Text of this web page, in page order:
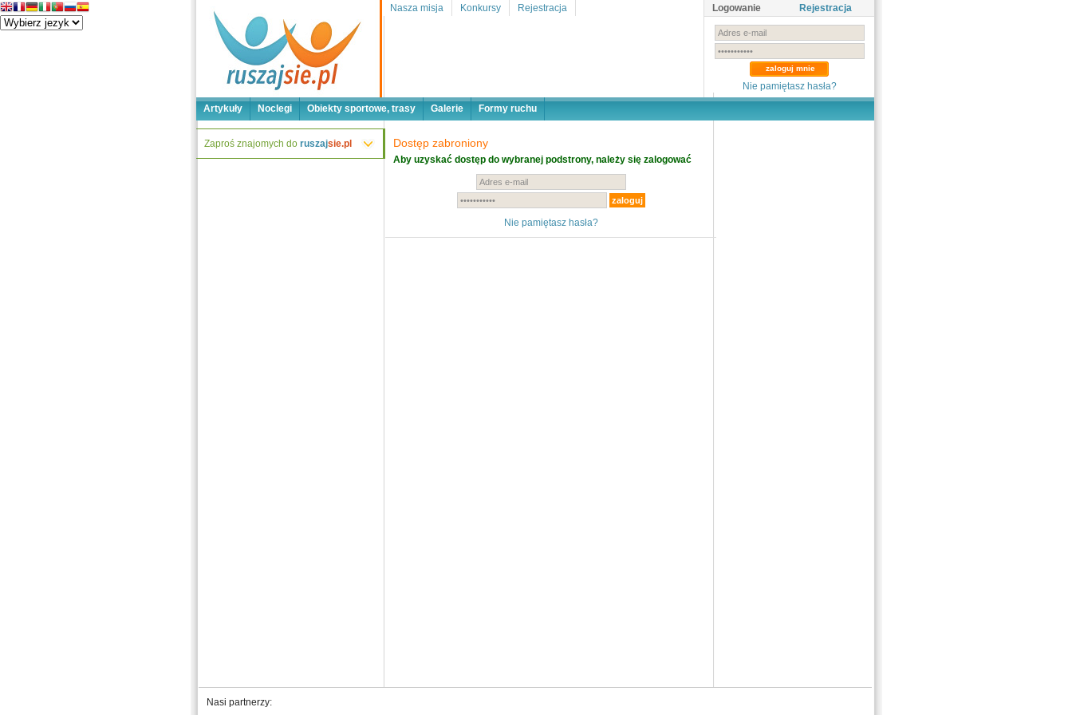
Nasza misja Konkursy Rejestracja Logowanie Rejestracja
Nie pamiętasz hasła?
Artykuły
Noclegi Obiekty sportowe, trasy Galerie Formy ruchu
Zaproś znajomych do ruszajsie.pl Dostęp zabroniony
Aby uzyskać dostęp do wybranej podstrony, należy się zalogować
Nie pamiętasz hasła?
Nasi partnerzy: